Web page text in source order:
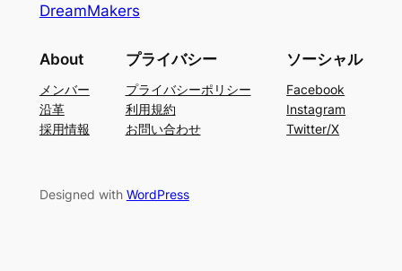
DreamMakers
About
メンバー
沿革
採用情報
プライバシー
プライバシーポリシー
利用規約
お問い合わせ
ソーシャル
Facebook
Instagram
Twitter/X
Designed with WordPress